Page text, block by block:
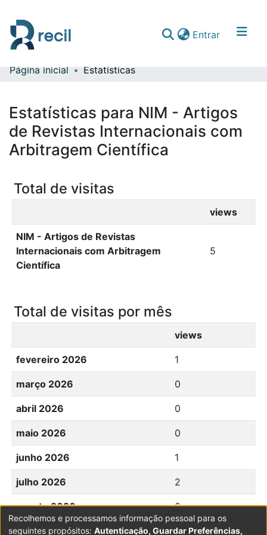
Entrar(current)
Comunidades & Coleções
Página inicial Estatísticas
Estatísticas para NIM - Artigos
de Revistas Internacionais com
Arbitragem Científica
Total de visitas
views
NIM - Artigos de Revistas
Internacionais com Arbitragem
Científica
5
Total de visitas por mês
views
fevereiro 2026 1
março 2026 0
abril 2026 0
maio 2026 0
junho 2026 1
julho 2026 2
agosto 2026 0
Recolhemos e processamos informação pessoal para os
seguintes propósitos: Autenticação, Guardar Preferências,